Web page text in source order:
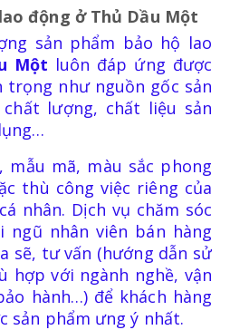
động ở Thủ Dầu Một
sản phẩm bảo hộ lao
Một luôn đáp ứng được
trọng như nguồn gốc sản
lượng, chất liệu sản
mẫu mã, màu sắc phong
thù công việc riêng của
nhân. Dịch vụ chăm sóc
ngũ nhân viên bán hàng
sẽ, tư vấn (hướng dẫn sử
hợp với ngành nghề, vận
hành…) để khách hàng
sản phẩm ưng ý nhất.